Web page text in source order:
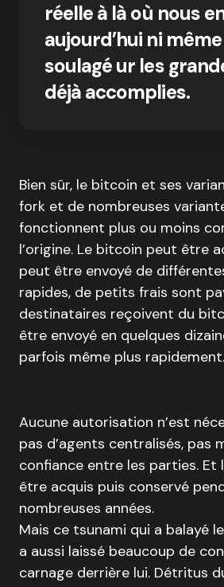
réelle à là où nous
aujourd’hui ni
soulagé ur les
déjà accomplies.
Bien sûr, le bitcoin et ses
fork et de nombreuses
fonctionnent plus ou moins
l’origine. Le bitcoin peut être
peut être envoyé de
rapides, de petits frais sont
destinataires reçoivent du
être envoyé en quelques
parfois même plus rapidement.
Aucune autorisation n’est
pas d’agents centralisés, pas
confiance entre les parties.
être acquis puis conservé
nombreuses années.
Mais ce tsunami qui a balayé
a aussi laissé beaucoup de
carnage derrière lui. Détritus